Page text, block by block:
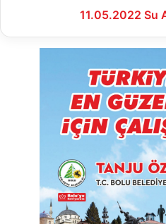
11.05.2022 Su